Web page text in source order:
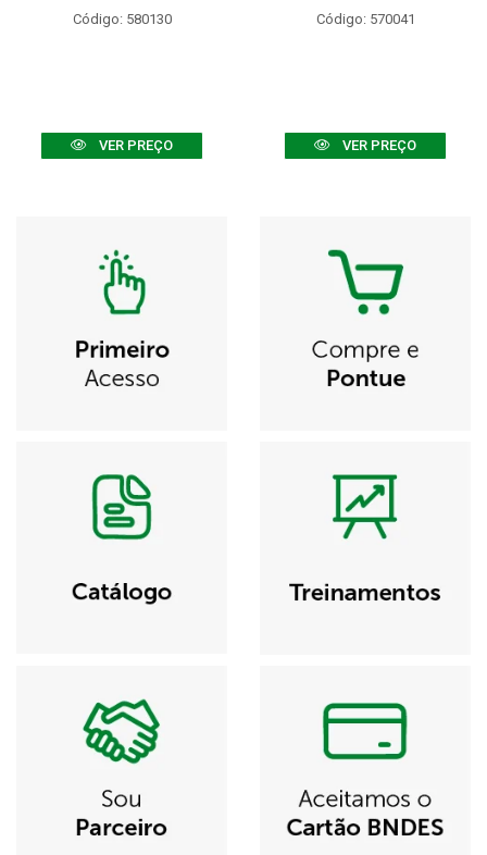
Código: 580130
VER PREÇO
Código: 570041
VER PREÇO